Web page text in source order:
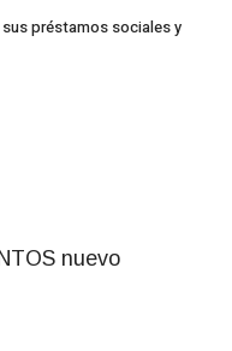
préstamos sociales y